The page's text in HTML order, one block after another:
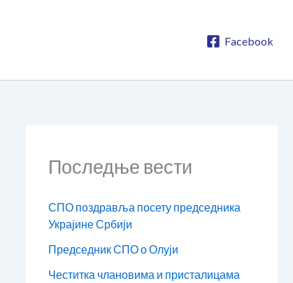
Facebook
Последње вести
СПО поздравља посету председника
Украјине Србији
Председник СПО о Олуји
Честитка члановима и присталицама